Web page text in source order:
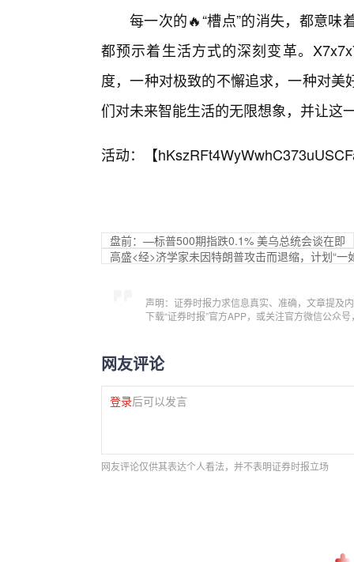
每一次的🔥“槽点”的消失，都意
都预示着生活方式的深刻变革。
度，一种对极致的不懈追求，一种对
们对未来智能生活的无限想象，并让这
活动：【
盘前：—标普500期指跌0.1% 美乌总统会谈在即
高盛<经>济学家未因特朗普攻击而退缩，计划“一
声明：证券时报力求信息真实、准确，文章提及
下载“证券时报”官方APP，或关注官方微信公众
网友评论
登录后可以发言
网友评论仅供其表达个人看法，并不表明证券时报立场